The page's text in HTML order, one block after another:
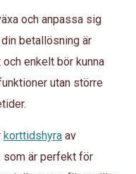
och anpassa sig
betallösning är
enkelt bör kunna
utan större
korttidshyra av
som är perfekt för